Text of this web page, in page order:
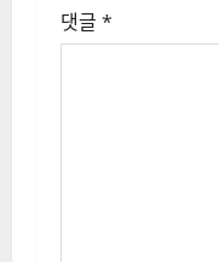
댓글 *